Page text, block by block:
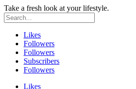
Take a fresh look at your lifestyle.
Likes
Followers
Followers
Subscribers
Followers
Likes